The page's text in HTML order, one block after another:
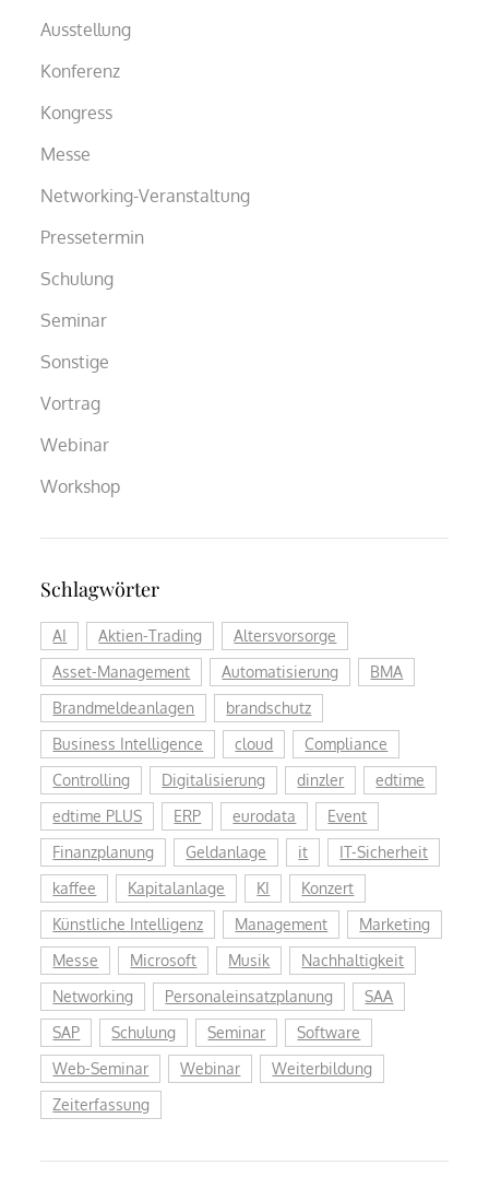
Ausstellung
Konferenz
Kongress
Messe
Networking-Veranstaltung
Pressetermin
Schulung
Seminar
Sonstige
Vortrag
Webinar
Workshop
Schlagwörter
AI Aktien-Trading
Altersvorsorge
Asset-Management
Automatisierung
BMA
Brandmeldeanlagen
brandschutz
Business Intelligence
cloud
Compliance
Controlling
Digitalisierung dinzler
edtime
edtime PLUS
ERP eurodata
Event
Finanzplanung
Geldanlage it
IT-Sicherheit
kaffee
Kapitalanlage KI
Konzert
Künstliche Intelligenz
Management
Marketing
Messe
Microsoft Musik
Nachhaltigkeit
Networking
Personaleinsatzplanung
SAA
SAP
Schulung Seminar
Software
Web-Seminar
Webinar
Weiterbildung
Zeiterfassung